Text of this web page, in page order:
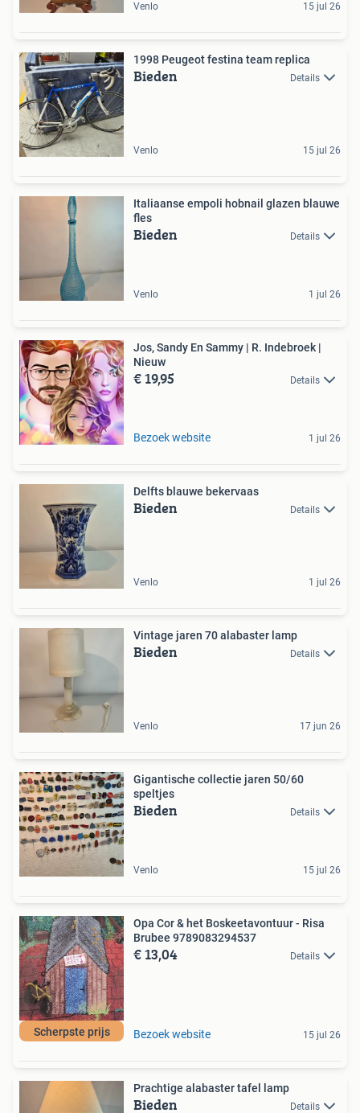
Venlo 15 jul 26
1998 Peugeot festina team replica
Bieden Details
Venlo 15 jul 26
Italiaanse empoli hobnail glazen blauwe
fles
Bieden Details
Venlo 1 jul 26
Jos, Sandy En Sammy | R. Indebroek |
Nieuw
€ 19,95 Details
Bezoek website 1 jul 26
Delfts blauwe bekervaas
Bieden Details
Venlo 1 jul 26
Vintage jaren 70 alabaster lamp
Bieden Details
Venlo 17 jun 26
Gigantische collectie jaren 50/60
speltjes
Bieden Details
Venlo 15 jul 26
Scherpste prijs
Opa Cor & het Boskeetavontuur - Risa
Brubee 9789083294537
€ 13,04 Details
Bezoek website 15 jul 26
Prachtige alabaster tafel lamp
Bieden Details